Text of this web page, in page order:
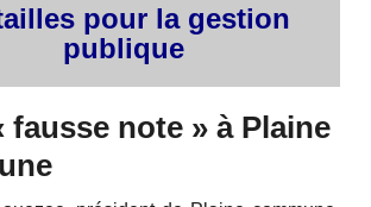
pour la gestion
publique
fausse note » à Plaine